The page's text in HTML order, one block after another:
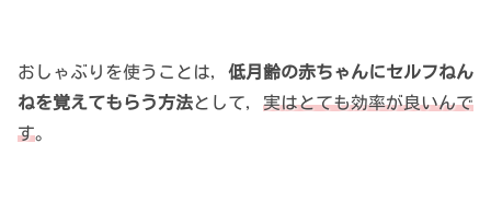
おしゃぶりを使うことは， 低月齢の赤ちゃんにセルフねん
ねを覚えてもらう方法として， 実はとても効率が良いんで
す。